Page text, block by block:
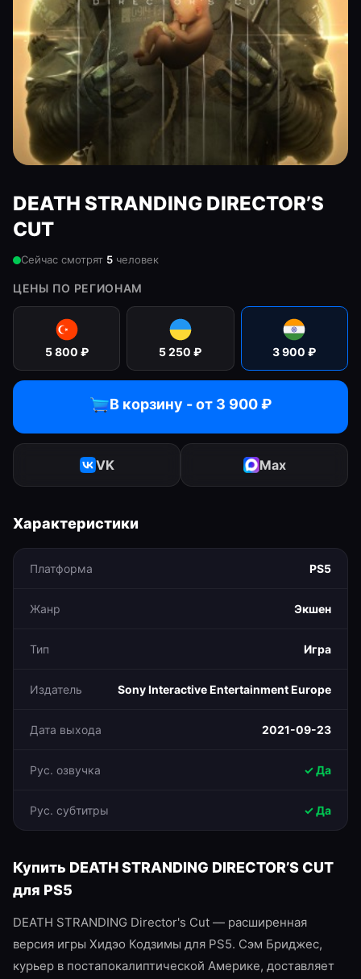
DEATH STRANDING DIRECTOR’S
CUT
Сейчас смотрят 5 человек
ЦЕНЫ ПО РЕГИОНАМ
5 800 ₽ 5 250 ₽ 3 900 ₽
В корзину - от 3 900₽
VK Max
Характеристики
Платформа PS5
Жанр Экшен
Тип Игра
Издатель Sony Interactive Entertainment Europe
Дата выхода 2021-09-23
Рус. озвучка ✓ Да
Рус. субтитры ✓ Да
Купить DEATH STRANDING DIRECTOR’S CUT
для PS5
DEATH STRANDING Director's Cut — расширенная
версия игры Хидэо Кодзимы для PS5. Сэм Бриджес,
курьер в постапокалиптической Америке, доставляет